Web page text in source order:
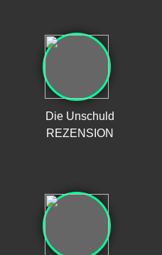
Die Unschuld
REZENSION